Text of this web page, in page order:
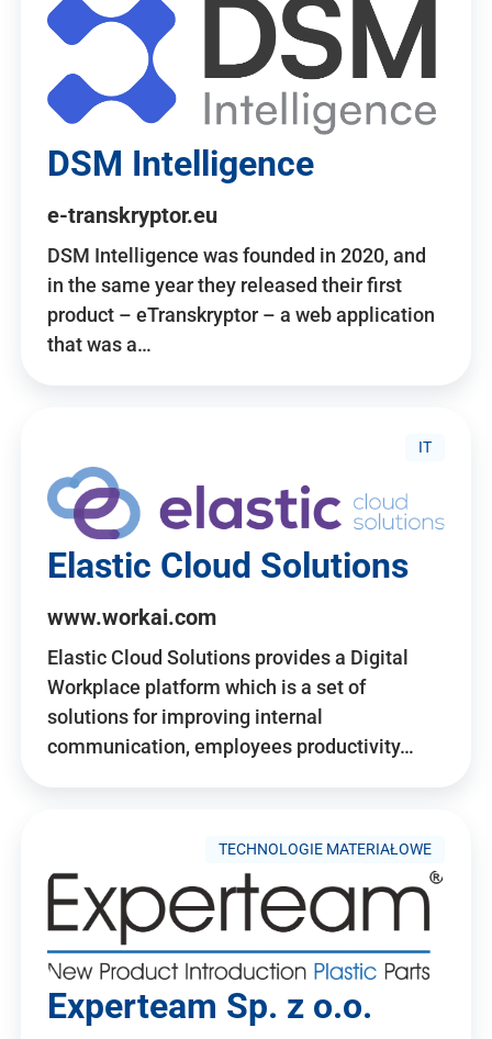
DSM Intelligence
e-transkryptor.eu
DSM Intelligence was founded in 2020, and
in the same year they released their first
product – eTranskryptor – a web application
that was a…
IT
Elastic Cloud Solutions
www.workai.com
Elastic Cloud Solutions provides a Digital
Workplace platform which is a set of
solutions for improving internal
communication, employees productivity…
TECHNOLOGIE MATERIAŁOWE
Experteam Sp. z o.o.